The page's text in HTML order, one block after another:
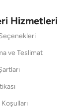
Hizmetleri
ve Teslimat